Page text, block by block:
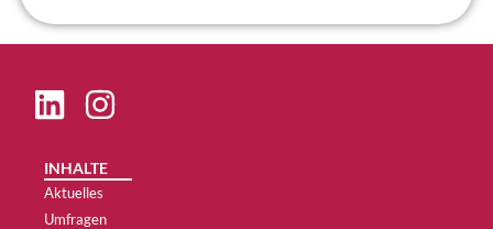
INHALTE
Aktuelles
Umfragen